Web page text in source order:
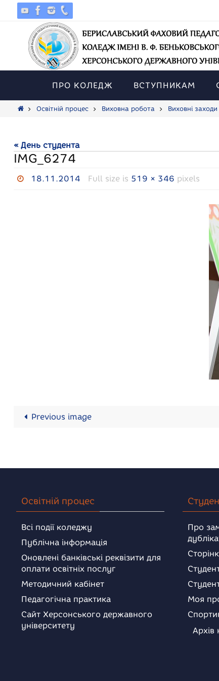
ПРО КОЛЕДЖ ВСТУПНИКАМ
HomeОсвітній процес Виховна робота Виховні заходи
« День студента
IMG_6274
18.11.2014 Full size is 519 × 346 pixels
Previous image
Освітній процес
Всі події коледжу
Публічна інформація
Оновлені банківські реквізити для
оплати освітніх послуг
Методичний кабінет
Педагогічна практика
Сайт Херсонського державного
університету
Про
Моя
Архів